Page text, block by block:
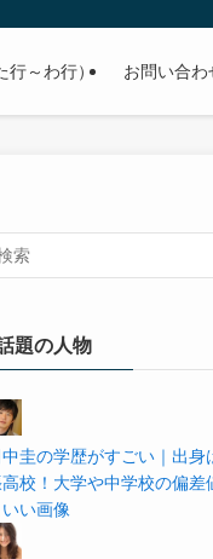
の偏差値まで紹介していきま
行～わ行） お問い合わ
題の人物
中圭の学歴がすごい｜出身
校！大学や中学校の偏差
いい画像